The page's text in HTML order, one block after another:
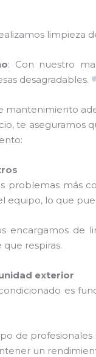
limpieza
: Con nuestro
desagradables.
mantenimiento
te
problemas más
equipo, lo que
encargamos de
respiras.
exterior
es
de
un